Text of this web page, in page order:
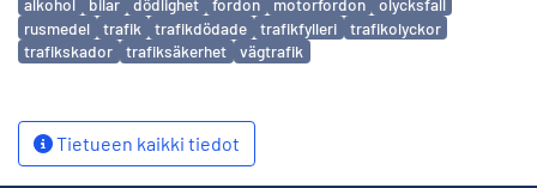
rusmedel
trafik trafikdödade trafikfylleri
trafikolyckor
trafikskador
trafiksäkerhet vägtrafik
Tietueen kaikki tiedot